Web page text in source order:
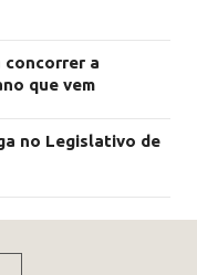
concorrer a
que vem
no Legislativo de